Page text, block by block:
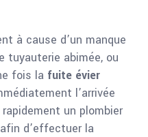
à cause d’un manque
tuyauterie abimée, ou
fois la fuite évier
l’arrivée
un plombier
d’effectuer la